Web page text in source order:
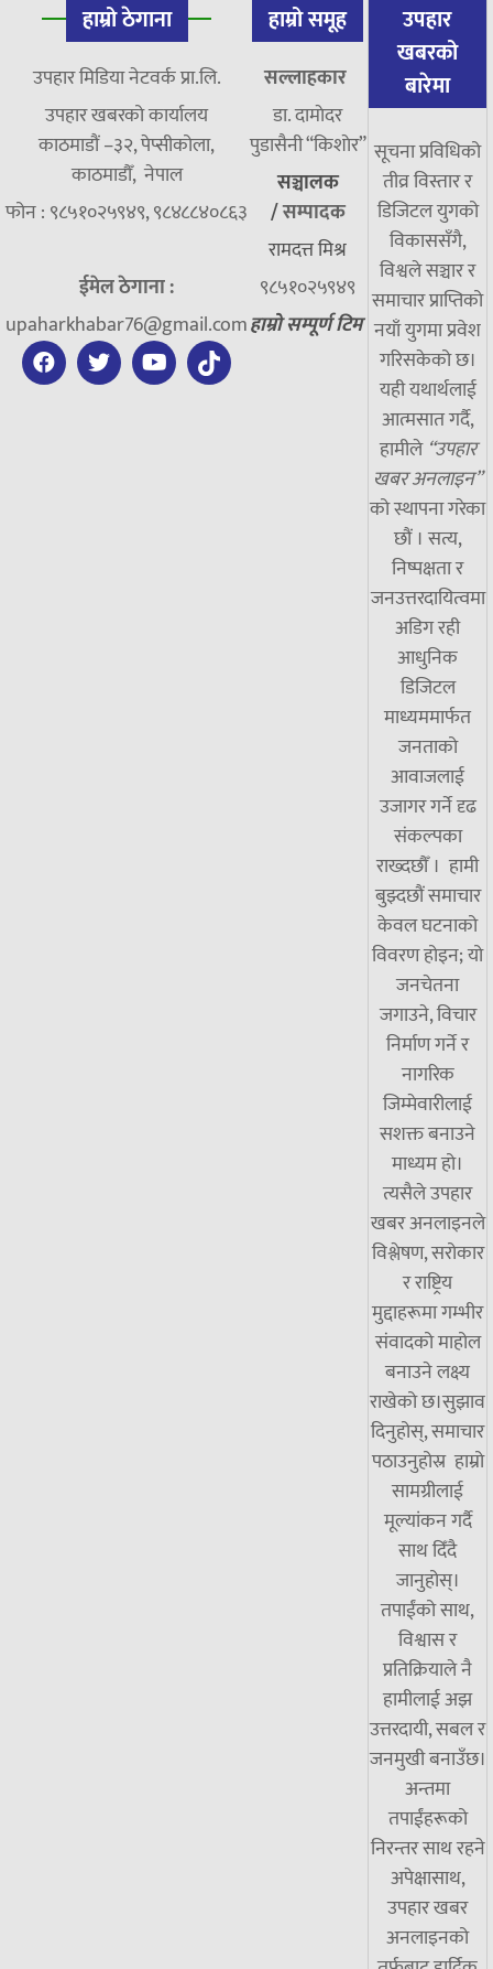
हाम्रो ठेगाना
उपहार मिडिया नेटवर्क प्रा.लि.
उपहार खबरको कार्यालय
काठमाडौं –३२, पेप्सीकोला,
काठमाडौँ, नेपाल
फोन : ९८५१०२५९४९, ९८४८८४०८६३
ईमेल ठेगाना :
upaharkhabar76@gmail.com
हाम्रो समूह
सल्लाहकार
डा. दामाेदर
पुडासैनी “किशाेर”
सञ्चालक
/सम्पादक
रामदत्त मिश्र
९८५१०२५९४९
हाम्रो सम्पूर्ण टिम
उपहार
खबरको
बारेमा
सूचना प्रविधिको
तीव्र विस्तार र
डिजिटल युगको
विकाससँगै,
विश्वले सञ्चार र
समाचार प्राप्तिको
नयाँ युगमा प्रवेश
गरिसकेको छ।
यही यथार्थलाई
आत्मसात गर्दै,
हामीले “उपहार
खबर अनलाइन”
को स्थापना गरेका
छौं । सत्य,
निष्पक्षता र
जनउत्तरदायित्वमा
अडिग रही
आधुनिक
डिजिटल
माध्यममार्फत
जनताको
आवाजलाई
उजागर गर्ने दृढ
संकल्पका
राख्दछौँ । हामी
बुझ्दछौं समाचार
केवल घटनाको
विवरण होइन; यो
जनचेतना
जगाउने, विचार
निर्माण गर्ने र
नागरिक
जिम्मेवारीलाई
सशक्त बनाउने
माध्यम हो।
त्यसैले उपहार
खबर अनलाइनले
विश्लेषण, सरोकार
र राष्ट्रिय
मुद्दाहरूमा गम्भीर
संवादको माहोल
बनाउने लक्ष्य
राखेको छ।सुझाव
दिनुहोस्, समाचार
पठाउनुहोस्र हाम्रो
सामग्रीलाई
मूल्यांकन गर्दै
साथ दिँदै
जानुहोस्।
तपाईंको साथ,
विश्वास र
प्रतिक्रियाले नै
हामीलाई अझ
उत्तरदायी, सबल र
जनमुखी बनाउँछ।
अन्तमा
तपाईंहरूको
निरन्तर साथ रहने
अपेक्षासाथ,
उपहार खबर
अनलाइनको